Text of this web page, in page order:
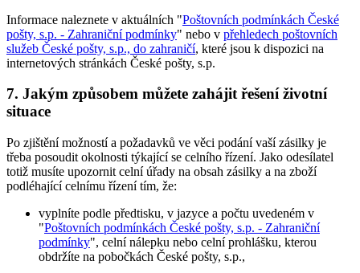
Informace naleznete v aktuálních "Poštovních podmínkách České
pošty, s.p. - Zahraniční podmínky" nebo v přehledech poštovních
služeb České pošty, s.p., do zahraničí, které jsou k dispozici na
internetových stránkách České pošty, s.p.
7. Jakým způsobem můžete zahájit řešení životní
situace
Po zjištění možností a požadavků ve věci podání vaší zásilky je
třeba posoudit okolnosti týkající se celního řízení. Jako odesílatel
totiž musíte upozornit celní úřady na obsah zásilky a na zboží
podléhající celnímu řízení tím, že:
vyplníte podle předtisku, v jazyce a počtu uvedeném v
"Poštovních podmínkách České pošty, s.p. - Zahraniční
podmínky", celní nálepku nebo celní prohlášku, kterou
obdržíte na pobočkách České pošty, s.p.,